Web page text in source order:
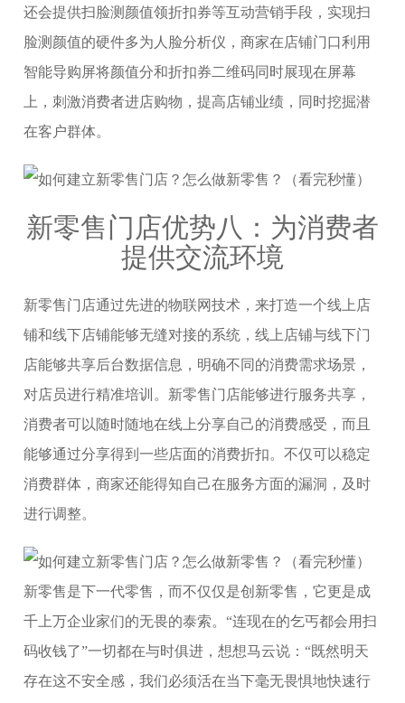
还会提供扫脸测颜值领折扣券等互动营销手段，实现扫
脸测颜值的硬件多为人脸分析仪，商家在店铺门口利用
智能导购屏将颜值分和折扣券二维码同时展现在屏幕
上，刺激消费者进店购物，提高店铺业绩，同时挖掘潜
在客户群体。
新零售门店优势八：为消费者
提供交流环境
新零售门店通过先进的物联网技术，来打造一个线上店
铺和线下店铺能够无缝对接的系统，线上店铺与线下门
店能够共享后台数据信息，明确不同的消费需求场景，
对店员进行精准培训。新零售门店能够进行服务共享，
消费者可以随时随地在线上分享自己的消费感受，而且
能够通过分享得到一些店面的消费折扣。不仅可以稳定
消费群体，商家还能得知自己在服务方面的漏洞，及时
进行调整。
新零售是下一代零售，而不仅仅是创新零售，它更是成
千上万企业家们的无畏的泰索。“连现在的乞丐都会用扫
码收钱了”一切都在与时俱进，想想马云说：“既然明天
存在这不安全感，我们必须活在当下毫无畏惧地快速行